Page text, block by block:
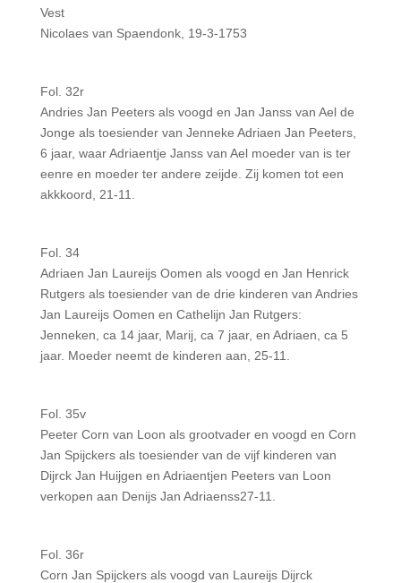
Vest
Nicolaes van Spaendonk, 19-3-1753
Fol. 32r
Andries Jan Peeters als voogd en Jan Janss van Ael de
Jonge als toesiender van Jenneke Adriaen Jan Peeters,
6 jaar, waar Adriaentje Janss van Ael moeder van is ter
eenre en moeder ter andere zeijde. Zij komen tot een
akkkoord, 21-11.
Fol. 34
Adriaen Jan Laureijs Oomen als voogd en Jan Henrick
Rutgers als toesiender van de drie kinderen van Andries
Jan Laureijs Oomen en Cathelijn Jan Rutgers:
Jenneken, ca 14 jaar, Marij, ca 7 jaar, en Adriaen, ca 5
jaar. Moeder neemt de kinderen aan, 25-11.
Fol. 35v
Peeter Corn van Loon als grootvader en voogd en Corn
Jan Spijckers als toesiender van de vijf kinderen van
Dijrck Jan Huijgen en Adriaentjen Peeters van Loon
verkopen aan Denijs Jan Adriaenss27-11.
Fol. 36r
Corn Jan Spijckers als voogd van Laureijs Dijrck